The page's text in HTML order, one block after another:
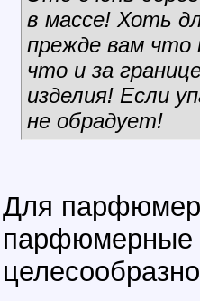
в массе! Хоть
прежде вам
что и за
изделия! Если
не обрадует!
Для
парфюмерные